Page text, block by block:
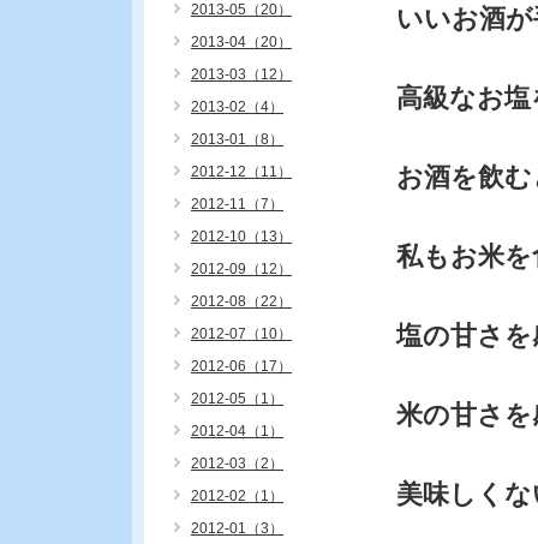
いいお酒
高級なお
お酒を飲
私もお米
塩の甘さ
米の甘さ
美味しく
2013-05（20）
2013-04（20）
2013-03（12）
2013-02（4）
2013-01（8）
2012-12（11）
2012-11（7）
2012-10（13）
2012-09（12）
2012-08（22）
2012-07（10）
2012-06（17）
2012-05（1）
2012-04（1）
2012-03（2）
2012-02（1）
2012-01（3）